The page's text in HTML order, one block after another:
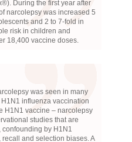
During the first year after
narcolepsy was increased 5
and 2 to 7-fold in
risk in children and
18,400 vaccine doses.
was seen in many
influenza vaccination
H1N1 vaccine – narcolepsy
studies that are
confounding by H1N1
and selection biases. A